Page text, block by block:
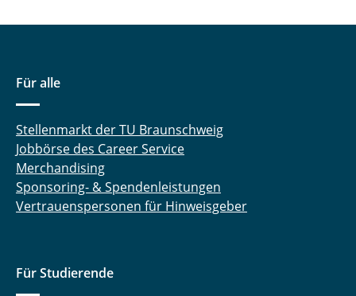
Kein deutscher Seitentitel
Kein deutscher Seitentitel
Lehre
Für alle
Stellenmarkt der TU Braunschweig
Jobbörse des Career Service
Merchandising
Sponsoring- & Spendenleistungen
Vertrauenspersonen für Hinweisgeber
Für Studierende